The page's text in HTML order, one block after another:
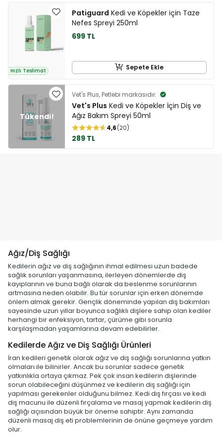
Hızlı Teslimat
Patiguard Kedi ve Köpekler için Taze
Nefes Spreyi 250ml
699 TL
Sepete Ekle
Vet's Plus, Petlebi markasıdır.
Vet's Plus Kedi ve Köpekler İçin Diş ve
Ağız Bakım Spreyi 50ml
4,6 20
289 TL
Ağız/Diş Sağlığı
Kedilerin ağız ve diş sağlığının ihmal edilmesi uzun badede
sağlık sorunları yaşanmasına, ilerleyen dönemlerde diş
kayıplarının ve buna bağlı olarak da beslenme sorunlarının
artmasına neden olabilir. Bu tür sorunlar için erken dönemde
önlem almak gerekir. Gençlik döneminde yapılan diş bakımları
sayesinde uzun yıllar boyunca sağlıklı dişlere sahip olan kediler
herhangi bir enfeksiyon, tartar, çürüme gibi sorunla
karşılaşmadan yaşamlarına devam edebilirler.
Kedilerde Ağız ve Diş Sağlığı Ürünleri
İran kedileri genetik olarak ağız ve diş sağlığı sorunlarına yatkın
olmaları ile bilinirler. Ancak bu sorunlar sadece genetik
yatkınlıkla ortaya çıkmaz. Pek çok insan kedilerin dişlerinde
sorun olabileceğini düşünmez ve kedilerin diş sağlığı için
yapılması gerekenler olduğunu bilmez. Kedi dış fırçası ve kedi
diş macunu ile düzenli fırçalama ve masaj yapmak kedilerin diş
sağlığı açısından büyük bir öneme sahiptir. Aynı zamanda
düzenli masaj diş eti problemlerinin de önüne geçmeye yardım
olur.